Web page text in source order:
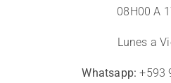
08H00 A
Lunes a
Whatsapp: +593